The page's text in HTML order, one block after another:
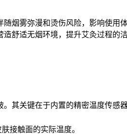
烟雾弥漫和烫伤风险，影响使
舒适无烟环境，提升艾灸过程的
其关键在于内置的精密温度传感
接触面的实际温度。